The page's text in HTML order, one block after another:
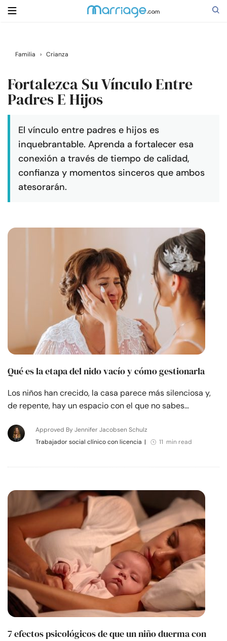
Buscar
Casarse
Familia
Ayuda
Encuentra un terapeuta
ES
Sobre nosotros Contáctanos Escríbenos
Publicidad con
© Copyright 2026. Todos los derechos reservados.
Familia › Crianza
Fortalezca Su Vínculo Entre
Padres E Hijos
El vínculo entre padres e hijos es
inquebrantable. Aprenda a fortalecer esa
conexión a través de tiempo de calidad,
confianza y momentos sinceros que ambos
atesorarán.
Qué es la etapa del nido vacío y cómo gestionarla
Los niños han crecido, la casa parece más silenciosa y,
de repente, hay un espacio con el que no sabes…
Approved By Jennifer Jacobsen Schulz
Trabajador social clínico con licencia | 11 min read
7 efectos psicológicos de que un niño duerma con